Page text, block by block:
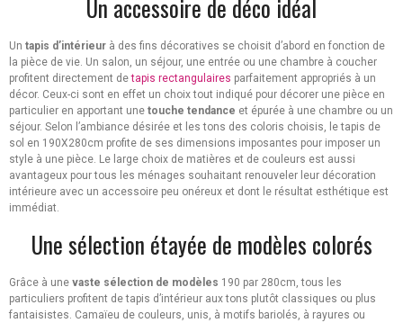
pour leur taille, particulièrement adaptés pour couvrir de larges surfaces.
Un accessoire de déco idéal
Un tapis d’intérieur à des fins décoratives se choisit d’abord en fonction de
la pièce de vie. Un salon, un séjour, une entrée ou une chambre à coucher
profitent directement detapis rectangulaires parfaitement appropriés à un
décor. Ceux-ci sont en effet un choix tout indiqué pour décorer une pièce en
particulier en apportant une touche tendance et épurée à une chambre ou un
séjour. Selon l’ambiance désirée et les tons des coloris choisis, le tapis de
sol en 190X280cm profite de ses dimensions imposantes pour imposer un
style à une pièce. Le large choix de matières et de couleurs est aussi
avantageux pour tous les ménages souhaitant renouveler leur décoration
intérieure avec un accessoire peu onéreux et dont le résultat esthétique est
immédiat.
Une sélection étayée de modèles colorés
Grâce à une vaste sélection de modèles 190 par 280cm, tous les
particuliers profitent de tapis d’intérieur aux tons plutôt classiques ou plus
fantaisistes. Camaïeu de couleurs, unis, à motifs bariolés, à rayures ou